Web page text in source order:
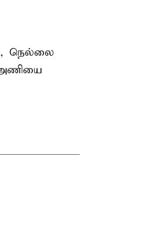
நெல்லை
அணியை